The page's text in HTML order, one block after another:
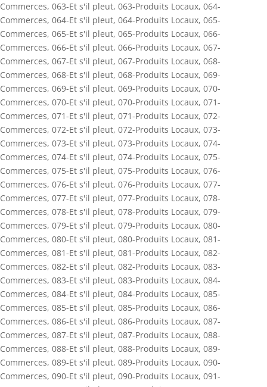
Commerces, 063-Et s'il pleut, 063-Produits Locaux, 064-
Commerces, 064-Et s'il pleut, 064-Produits Locaux, 065-
Commerces, 065-Et s'il pleut, 065-Produits Locaux, 066-
Commerces, 066-Et s'il pleut, 066-Produits Locaux, 067-
Commerces, 067-Et s'il pleut, 067-Produits Locaux, 068-
Commerces, 068-Et s'il pleut, 068-Produits Locaux, 069-
Commerces, 069-Et s'il pleut, 069-Produits Locaux, 070-
Commerces, 070-Et s'il pleut, 070-Produits Locaux, 071-
Commerces, 071-Et s'il pleut, 071-Produits Locaux, 072-
Commerces, 072-Et s'il pleut, 072-Produits Locaux, 073-
Commerces, 073-Et s'il pleut, 073-Produits Locaux, 074-
Commerces, 074-Et s'il pleut, 074-Produits Locaux, 075-
Commerces, 075-Et s'il pleut, 075-Produits Locaux, 076-
Commerces, 076-Et s'il pleut, 076-Produits Locaux, 077-
Commerces, 077-Et s'il pleut, 077-Produits Locaux, 078-
Commerces, 078-Et s'il pleut, 078-Produits Locaux, 079-
Commerces, 079-Et s'il pleut, 079-Produits Locaux, 080-
Commerces, 080-Et s'il pleut, 080-Produits Locaux, 081-
Commerces, 081-Et s'il pleut, 081-Produits Locaux, 082-
Commerces, 082-Et s'il pleut, 082-Produits Locaux, 083-
Commerces, 083-Et s'il pleut, 083-Produits Locaux, 084-
Commerces, 084-Et s'il pleut, 084-Produits Locaux, 085-
Commerces, 085-Et s'il pleut, 085-Produits Locaux, 086-
Commerces, 086-Et s'il pleut, 086-Produits Locaux, 087-
Commerces, 087-Et s'il pleut, 087-Produits Locaux, 088-
Commerces, 088-Et s'il pleut, 088-Produits Locaux, 089-
Commerces, 089-Et s'il pleut, 089-Produits Locaux, 090-
Commerces, 090-Et s'il pleut, 090-Produits Locaux, 091-